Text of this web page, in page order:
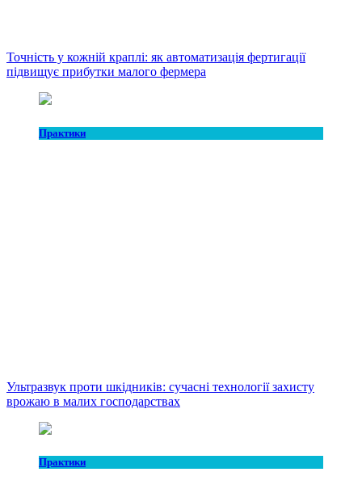
Точність у кожній краплі: як автоматизація фертигації
підвищує прибутки малого фермера
Практики
Ультразвук проти шкідників: сучасні технології захисту
врожаю в малих господарствах
Практики